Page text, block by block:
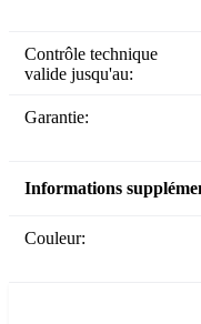
Contrôle technique
valide jusqu'au:
Garantie:
Informations
Couleur: